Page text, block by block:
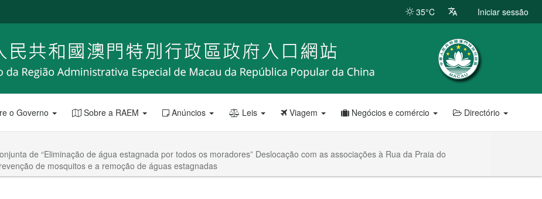
35°C Iniciar sessão
o Governo Sobre a RAEM Anúncios Leis Viagem Negócios e comércio Directório
de “Eliminação de água estagnada por todos os moradores” Deslocação com as associações à Rua da Praia do
de mosquitos e a remoção de águas estagnadas